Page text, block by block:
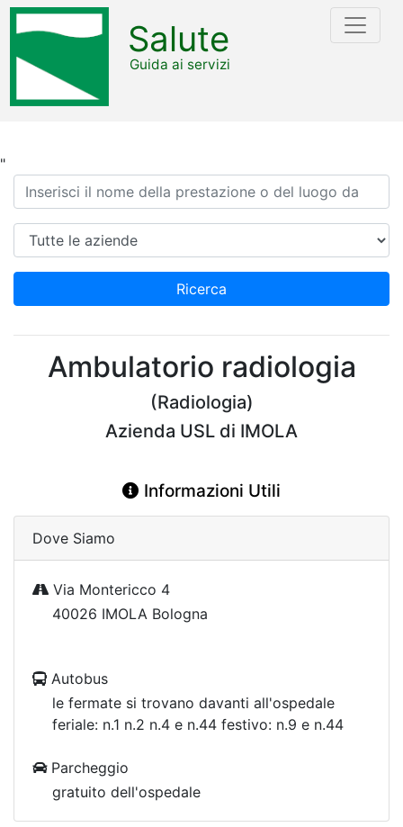
"
Salute
Guida ai servizi
Ricerca
Azienda
Ricerca
Ambulatorio radiologia
(Radiologia)
Azienda USL di IMOLA
Informazioni Utili
Dove Siamo
Via Montericco 4
40026 IMOLA Bologna
Autobus
le fermate si trovano davanti all'ospedale
feriale: n.1 n.2 n.4 e n.44 festivo: n.9 e n.44
Parcheggio
gratuito dell'ospedale